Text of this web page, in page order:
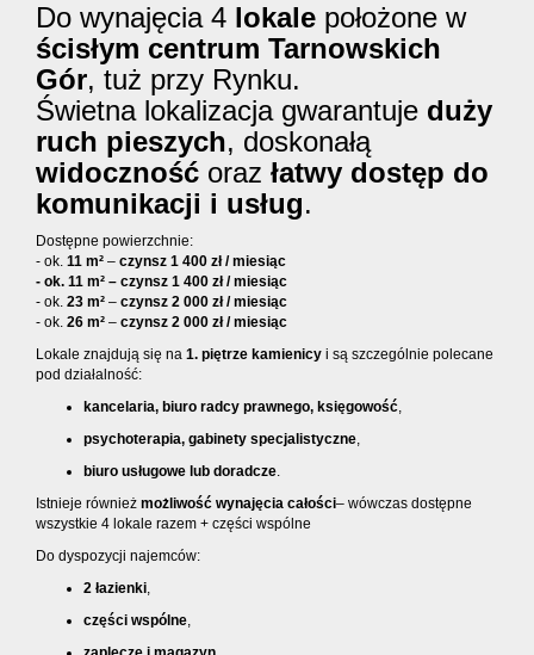
Do wynajęcia 4 lokale położone w
ścisłym centrum Tarnowskich
Gór, tuż przy Rynku.
Świetna lokalizacja gwarantuje duży
ruch pieszych, doskonałą
widoczność oraz łatwy dostęp do
komunikacji i usług.
Dostępne powierzchnie:
- ok. 11 m² – czynsz 1 400 zł / miesiąc
- ok. 11 m² – czynsz 1 400 zł / miesiąc
- ok. 23 m² – czynsz 2 000 zł / miesiąc
- ok. 26 m² – czynsz 2 000 zł / miesiąc
Lokale znajdują się na 1. piętrze kamienicy i są szczególnie polecane
pod działalność:
kancelaria, biuro radcy prawnego, księgowość,
psychoterapia, gabinety specjalistyczne,
biuro usługowe lub doradcze.
Istnieje również możliwość wynajęcia całości– wówczas dostępne
wszystkie 4 lokale razem + części wspólne
Do dyspozycji najemców:
2 łazienki,
części wspólne,